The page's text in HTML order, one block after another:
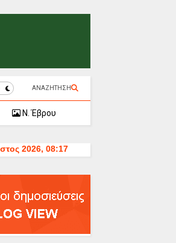
ΑΝΑΖΗΤΗΣΗ
Ν. Έβρου